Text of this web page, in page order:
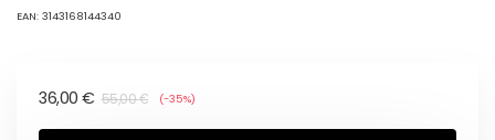
EAN: 3143168144340
55,00€
36,00 € (-35%)